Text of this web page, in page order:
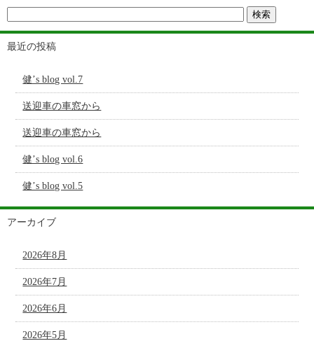
最近の投稿
健’s blog vol.7
送迎車の車窓から
送迎車の車窓から
健’s blog vol.6
健’s blog vol.5
アーカイブ
2026年8月
2026年7月
2026年6月
2026年5月